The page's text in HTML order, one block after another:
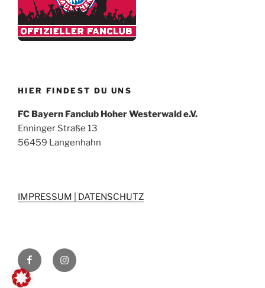
HIER FINDEST DU UNS
FC Bayern Fanclub Hoher Westerwald e.V.
Enninger Straße 13
56459 Langenhahn
IMPRESSUM | DATENSCHUTZ
Wir
auf
Facebook
Wir
auf